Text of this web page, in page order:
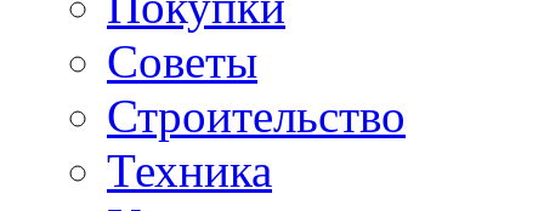
Советы
Строительство
Техника